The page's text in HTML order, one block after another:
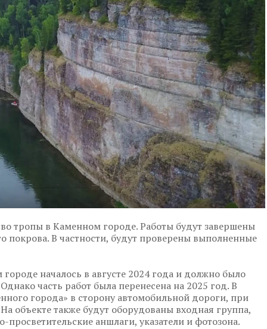
тропы в Каменном городе. Работы будут завершены
покрова. В частности, будут проверены выполненные
началось в августе 2024 года и должно было
часть работ была перенесена на 2025 год. В
города» в сторону автомобильной дороги, при
объекте также будут оборудованы входная группа,
аншлаги, указатели и фотозона.